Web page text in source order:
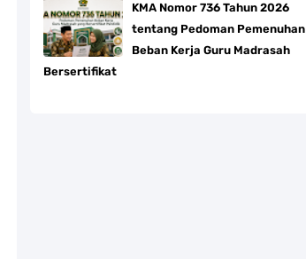
KMA Nomor 736 Tahun 2026
tentang Pedoman Pemenuhan
Beban Kerja Guru Madrasah
Bersertifikat